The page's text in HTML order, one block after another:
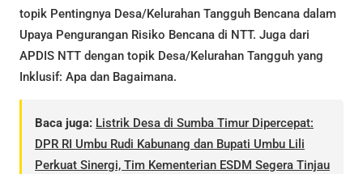
topik Pentingnya Desa/Kelurahan Tangguh Bencana dalam
Upaya Pengurangan Risiko Bencana di NTT. Juga dari
APDIS NTT dengan topik Desa/Kelurahan Tangguh yang
Inklusif: Apa dan Bagaimana.
Baca juga: Listrik Desa di Sumba Timur Dipercepat:
DPR RI Umbu Rudi Kabunang dan Bupati Umbu Lili
Perkuat Sinergi, Tim Kementerian ESDM Segera Tinjau